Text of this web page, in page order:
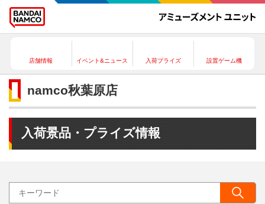
店舗情報 イベント&ニュース 入荷プライズ 設置ゲーム機
namco秋葉原店
入荷景品・プライズ情報